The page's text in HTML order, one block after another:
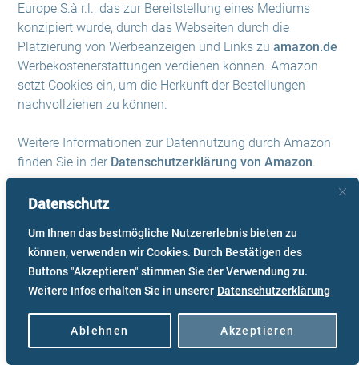
Datenschutz
Um Ihnen das bestmögliche Nutzererlebnis bieten zu
können, verwenden wir Cookies. Durch Bestätigen des
Buttons "Akzeptieren" stimmen Sie der Verwendung zu.
Weitere Infos erhalten Sie in unserer Datenschutzerklärung
Ablehnen Akzeptieren
Europe S.à r.l., das zur Bereitstellung eines Mediums
konzipiert wurde, durch das Webseiten durch die
Platzierung von Werbeanzeigen und Links zuamazon.de
Werbekostenerstattungen verdienen können. Amazon
setzt Cookies ein, um die Herkunft der Bestellungen
nachvollziehen zu können.
Weitere Informationen zur Datennutzung durch Amazon
finden Sie in der Datenschutzerklärung von Amazon.
Cookies und Tracking
Einige Affiliate-Programme setzenCookiesoder
vergleichbare Tracking-Technologien ein, um die Herkunft
eines Kaufs nachvollziehen zu können. Diese Daten sind
anonym und dienen ausschließlich dem Zweck der
Zuordnung von Verkäufen
. Die Speicherung erfolgt
gemäß Art. 6 Abs. 1 lit. f DSGVO auf Grundlage unseres